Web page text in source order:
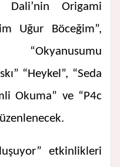
Dali’nin Origami
Uğur Böceğim”,
“Heykel”, “Seda
Okuma” ve “P4c
etkinlikleri